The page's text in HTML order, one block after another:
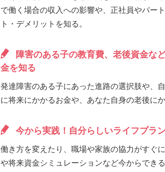
で働く場合の収入への影響や、正社員やパー
ト・デメリットを知る。
障害のある子の教育費、老後資金な
金を知る
発達障害のある子にあった進路の選択肢や、
に将来にかかるお金や、あなた自身の老後に
今から実践！自分らしいライフプラ
働き方を変えたり、職場や家族の協力がすぐ
や将来資金シミュレーションなど今からでき